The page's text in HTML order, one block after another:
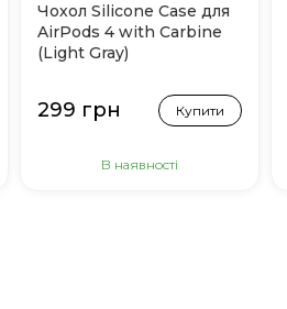
Чохол Silicone Case для
AirPods 4 with Carbine
(Light Gray)
299 грн Купити
В наявності